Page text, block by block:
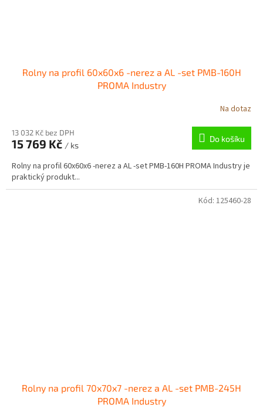
Rolny na profil 60x60x6 -nerez a AL -set PMB-160H
PROMA Industry
Na dotaz
13 032 Kč bez DPH
15 769 Kč / ks
Do košíku
Rolny na profil 60x60x6 -nerez a AL -set PMB-160H PROMA Industry je
praktický produkt...
Rolny na profil 70x70x7 -nerez a AL -set PMB-245H
PROMA Industry
Kód: 125460-28